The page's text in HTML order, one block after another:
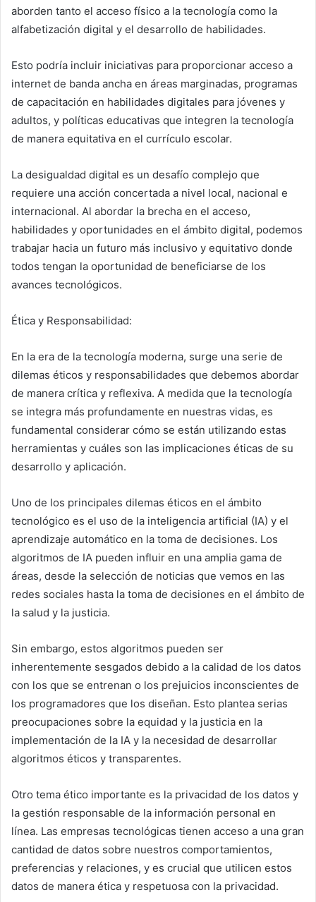
aborden tanto el acceso físico a la tecnología como la
alfabetización digital y el desarrollo de habilidades.
Esto podría incluir iniciativas para proporcionar acceso a
internet de banda ancha en áreas marginadas, programas
de capacitación en habilidades digitales para jóvenes y
adultos, y políticas educativas que integren la tecnología
de manera equitativa en el currículo escolar.
La desigualdad digital es un desafío complejo que
requiere una acción concertada a nivel local, nacional e
internacional. Al abordar la brecha en el acceso,
habilidades y oportunidades en el ámbito digital, podemos
trabajar hacia un futuro más inclusivo y equitativo donde
todos tengan la oportunidad de beneficiarse de los
avances tecnológicos.
Ética y Responsabilidad:
En la era de la tecnología moderna, surge una serie de
dilemas éticos y responsabilidades que debemos abordar
de manera crítica y reflexiva. A medida que la tecnología
se integra más profundamente en nuestras vidas, es
fundamental considerar cómo se están utilizando estas
herramientas y cuáles son las implicaciones éticas de su
desarrollo y aplicación.
Uno de los principales dilemas éticos en el ámbito
tecnológico es el uso de la inteligencia artificial (IA) y el
aprendizaje automático en la toma de decisiones. Los
algoritmos de IA pueden influir en una amplia gama de
áreas, desde la selección de noticias que vemos en las
redes sociales hasta la toma de decisiones en el ámbito de
la salud y la justicia.
Sin embargo, estos algoritmos pueden ser
inherentemente sesgados debido a la calidad de los datos
con los que se entrenan o los prejuicios inconscientes de
los programadores que los diseñan. Esto plantea serias
preocupaciones sobre la equidad y la justicia en la
implementación de la IA y la necesidad de desarrollar
algoritmos éticos y transparentes.
Otro tema ético importante es la privacidad de los datos y
la gestión responsable de la información personal en
línea. Las empresas tecnológicas tienen acceso a una gran
cantidad de datos sobre nuestros comportamientos,
preferencias y relaciones, y es crucial que utilicen estos
datos de manera ética y respetuosa con la privacidad.